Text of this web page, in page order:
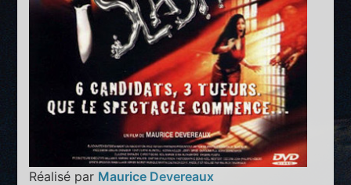
Réalisé par Maurice Devereaux